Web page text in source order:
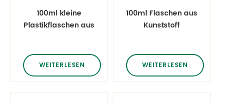
100ml kleine
Plastikflaschen aus
WEITERLESEN
100ml Flaschen aus
Kunststoff
WEITERLESEN